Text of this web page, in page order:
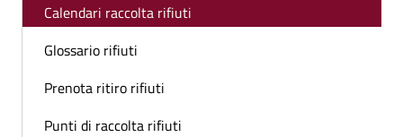
Calendari raccolta rifiuti
Glossario rifiuti
Prenota ritiro rifiuti
Punti di raccolta rifiuti